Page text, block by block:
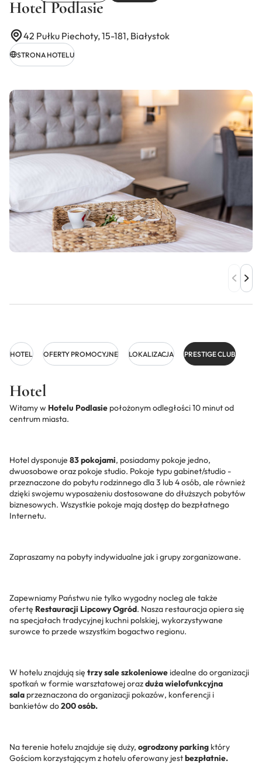
Hotel Podlasie
42 Pułku Piechoty, 15-181, Białystok
STRONA HOTELU
HOTEL OFERTY PROMOCYJNE LOKALIZACJA PRESTIGE CLUB
Hotel
Witamy w Hotelu Podlasie położonym odległości 10 minut od
centrum miasta.
Hotel dysponuje 83 pokojami, posiadamy pokoje jedno,
dwuosobowe oraz pokoje studio. Pokoje typu gabinet/studio -
przeznaczone do pobytu rodzinnego dla 3 lub 4 osób, ale również
dzięki swojemu wyposażeniu dostosowane do dłuższych pobytów
biznesowych. Wszystkie pokoje mają dostęp do bezpłatnego
Internetu.
Zapraszamy na pobyty indywidualne jak i grupy zorganizowane.
Zapewniamy Państwu nie tylko wygodny nocleg ale także
ofertę Restauracji Lipcowy Ogród. Nasza restauracja opiera się
na specjałach tradycyjnej kuchni polskiej, wykorzystywane
surowce to przede wszystkim bogactwo regionu.
W hotelu znajdują się trzy sale szkolenioweidealne do organizacji
spotkań w formie warsztatowej orazduża wielofunkcyjna
sala przeznaczona do organizacji pokazów, konferencji i
bankietów do200 osób.
Na terenie hotelu znajduje się duży, ogrodzony parking który
Gościom korzystającym z hotelu oferowany jestbezpłatnie.